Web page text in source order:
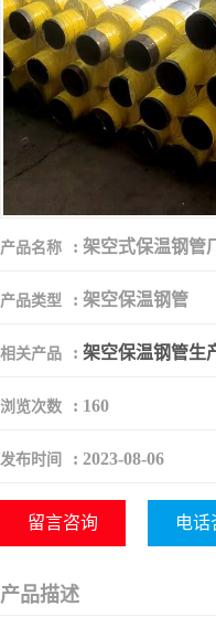
产品名称 : 架空式保温钢管
产品类型 : 架空保温钢管
相关产品 : 架空保温钢管生
浏览次数 : 160
发布时间 : 2023-08-06
留言咨询 电话
产品描述